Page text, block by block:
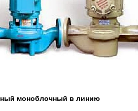
моноблочный в линию